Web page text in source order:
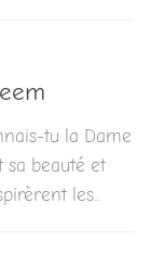
tu la Dame
sa beauté et
les...